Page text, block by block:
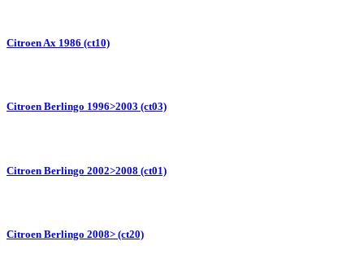
Citroen Ax 1986 (ct10)
Citroen Berlingo 1996>2003 (ct03)
Citroen Berlingo 2002>2008 (ct01)
Citroen Berlingo 2008> (ct20)